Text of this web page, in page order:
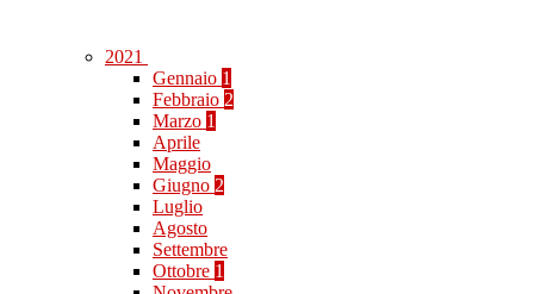
2021
Gennaio 1
Febbraio 2
Marzo 1
Aprile
Maggio
Giugno 2
Luglio
Agosto
Settembre
Ottobre 1